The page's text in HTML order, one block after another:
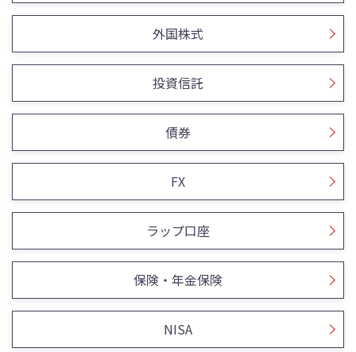
外国株式
投資信託
債券
FX
ラップ口座
保険・年金保険
NISA